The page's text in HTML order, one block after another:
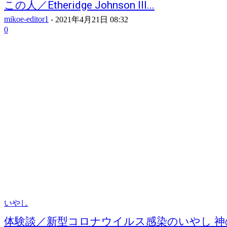
この人／Etheridge Johnson III...
mikoe-editor1 - 2021年4月21日 08:32
0
いやし
体験談／新型コロナウイルス感染のいやし